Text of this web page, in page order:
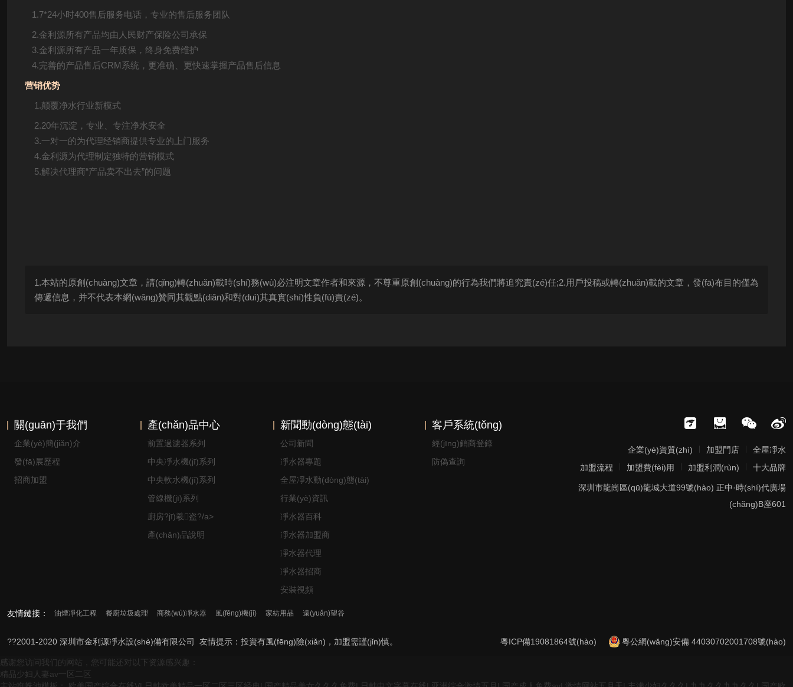
1.7*24小时400售后服务电话，专业的售后服务团队
2.金利源所有产品均由人民财产保险公司承保
3.金利源所有产品一年质保，终身免费维护
4.完善的产品售后CRM系统，更准确、更快速掌握产品售后信息
营销优势
1.颠覆净水行业新模式
2.20年沉淀，专业、专注净水安全
3.一对一的为代理经销商提供专业的上门服务
4.金利源为代理制定独特的营销模式
5.解决代理商“产品卖不出去”的问题
1.本站的原創(chuàng)文章，請(qǐng)轉(zhuǎn)載時(shí)務(wù)必注明文章作者和來源，不尊重原創(chuàng)的行為我們將追究責(zé)任;2.用戶投稿或轉(zhuǎn)載的文章，發(fā)布目的僅為
傳遞信息，并不代表本網(wǎng)贊同其觀點(diǎn)和對(duì)其真實(shí)性負(fù)責(zé)。
關(guān)于我們
企業(yè)簡(jiǎn)介
發(fā)展歷程
招商加盟
產(chǎn)品中心
前置過濾器系列
中央凈水機(jī)系列
中央軟水機(jī)系列
管線機(jī)系列
廚房?jī)羲盗?/a>
產(chǎn)品說明
新聞動(dòng)態(tài)
公司新聞
凈水器專題
全屋凈水動(dòng)態(tài)
行業(yè)資訊
凈水器百科
凈水器加盟商
凈水器代理
凈水器招商
安裝視頻
客戶系統(tǒng)
經(jīng)銷商登錄
防偽查詢
全屋凈水
加盟門店
企業(yè)資質(zhì)
十大品牌
加盟利潤(rùn)
加盟費(fèi)用
加盟流程
深圳市龍崗區(qū)龍城大道99號(hào) 正中·時(shí)代廣場
(chǎng)B座601
友情鏈接： 油煙凈化工程 餐廚垃圾處理 商務(wù)凈水器 風(fēng)機(jī) 家紡用品 遠(yuǎn)望谷
??2001-2020 深圳市金利源凈水設(shè)備有限公司 友情提示：投資有風(fēng)險(xiǎn)，加盟需謹(jǐn)慎。 粵公網(wǎng)安備 44030702001708號(hào)
粵ICP備19081864號(hào)
感谢您访问我们的网站，您可能还对以下资源感兴趣：
精品少妇人妻av一区二区